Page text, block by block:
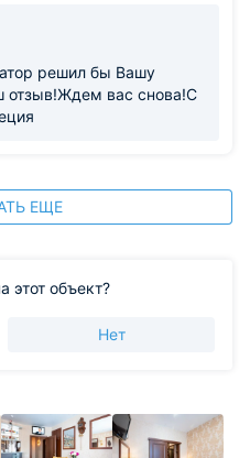
решил бы Вашу
отзыв!Ждем вас снова!С
ЕЩЕ
этот объект?
Нет